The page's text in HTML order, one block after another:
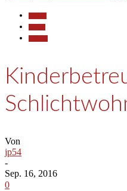
Von
jp54
-
Sep. 16, 2016
0